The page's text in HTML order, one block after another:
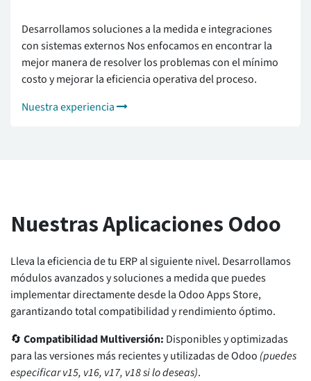
Desarrollamos soluciones a la medida e integraciones
con sistemas externos Nos enfocamos en encontrar la
mejor manera de resolver los problemas con el mínimo
costo y mejorar la eficiencia operativa del proceso.
Nuestra experiencia
Nuestras Aplicaciones Odoo
Lleva la eficiencia de tu ERP al siguiente nivel. Desarrollamos
módulos avanzados y soluciones a medida que puedes
implementar directamente desde la Odoo Apps Store,
garantizando total compatibilidad y rendimiento óptimo.
🔄 Compatibilidad Multiversión: Disponibles y optimizadas
para las versiones más recientes y utilizadas de Odoo (puedes
especificar v15, v16, v17, v18 si lo deseas).